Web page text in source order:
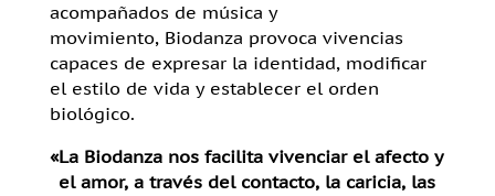
acompañados de música y
movimiento, Biodanza provoca vivencias
capaces de expresar la identidad, modificar
el estilo de vida y establecer el orden
biológico.
«La Biodanza nos facilita vivenciar el afecto y
el amor, a través del contacto, la caricia, las